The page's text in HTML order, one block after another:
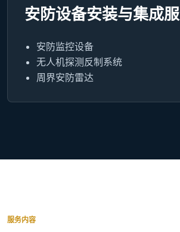
安防设备安装与集成
安防监控设备
无人机探测反制系统
周界安防雷达
服务内容